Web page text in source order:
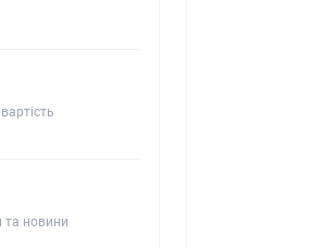
та новини